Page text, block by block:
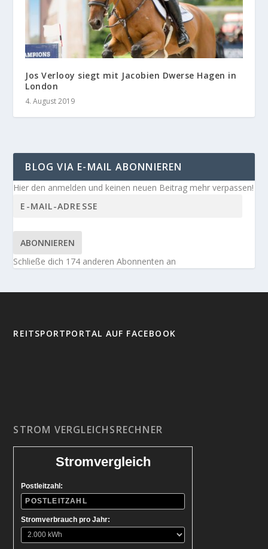
Jos Verlooy siegt mit Jacobien Dwerse Hagen in
London
4. August 2019
BLOG VIA E-MAIL ABONNIEREN
Hier den anmelden und keinen neuen Beitrag mehr verpassen!
ABONNIEREN
Schließe dich 174 anderen Abonnenten an
REITSPORTPORTAL AUF FACEBOOK
STROM VERGLEICHSRECHNER
Stromvergleich
Postleitzahl:
Stromverbrauch pro Jahr: